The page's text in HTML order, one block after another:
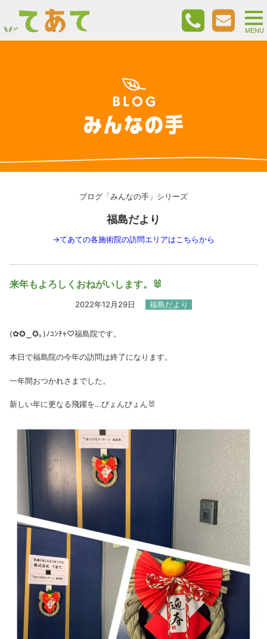
ブログ「みんなの手」シリーズ
福島だより
→てあての各施術院の訪問エリアはこちらから
来年もよろしくおねがいします。🐰
2022年12月29日 福島だより
(✿✪‿✪｡)ﾉｺﾝﾁｬ♡福島院です。
本日で福島院の今年の訪問は終了になります。
一年間おつかれさまでした。
新しい年に更なる飛躍を…ぴょんぴょん🐰
MENU